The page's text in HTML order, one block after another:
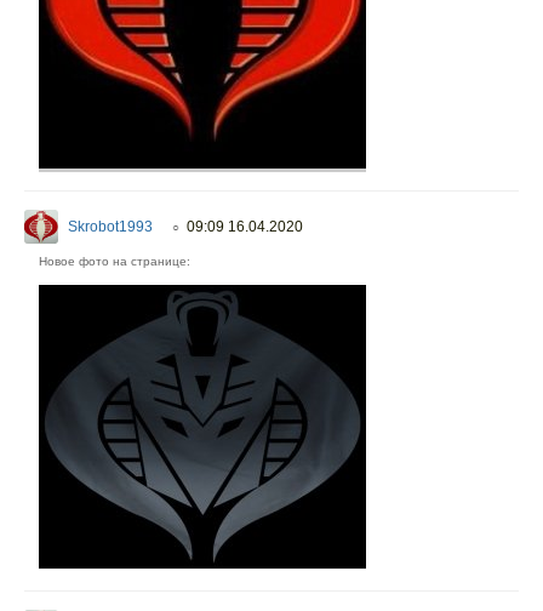
Skrobot1993 ○ 09:09 16.04.2020
Новое фото на странице: